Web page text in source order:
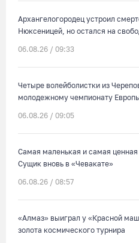
Архангелогородец устроил
Нюксеницей, но остался на
06.08.26 / 09:33
Четыре волейболистки из
молодежному чемпионату
06.08.26 / 09:05
Самая маленькая и самая
Сущик вновь в «Чевакате»
06.08.26 / 08:57
«Алмаз» выиграл у «Красной
золота космического турнира